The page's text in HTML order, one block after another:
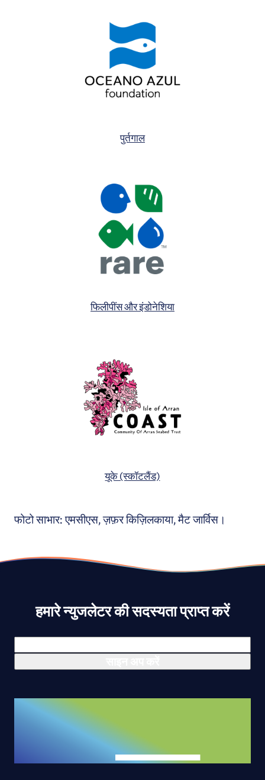
पुर्तगाल
फिलीपींस और इंडोनेशिया
यूके (स्कॉटलैंड)
फोटो साभार: एमसीएस, ज़फ़र किज़िलकाया, मैट जार्विस।
हमारे न्युजलेटर की सदस्यता प्राप्त करें